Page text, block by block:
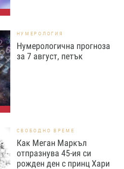
НУМЕРОЛОГИЯ
Нумерологична прогноза
за 7 август, петък
СВОБОДНО ВРЕМЕ
Как Меган Маркъл
отпразнува 45-ия си
рожден ден с принц Хари